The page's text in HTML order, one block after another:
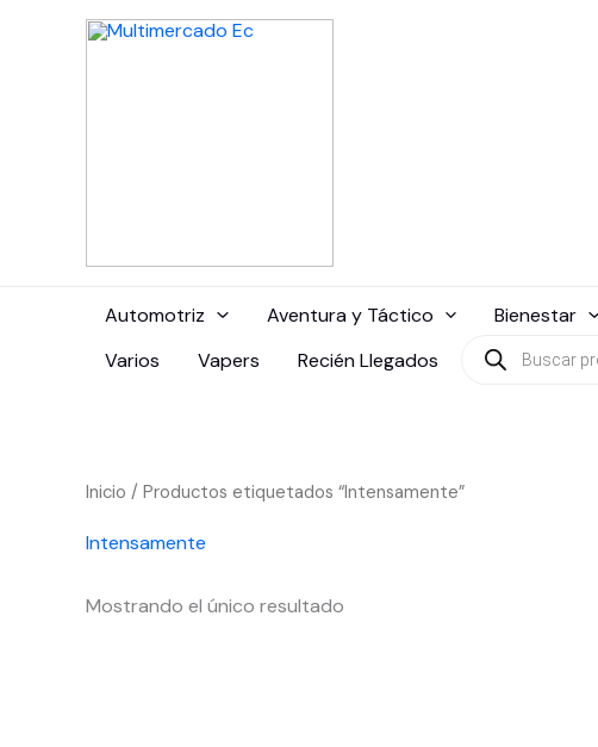
Automotriz Aventura y Táctico Bienestar
Varios
Vapers Recién Llegados
Búsqueda
Inicio / Productos etiquetados “Intensamente”
Intensamente
Mostrando el único resultado